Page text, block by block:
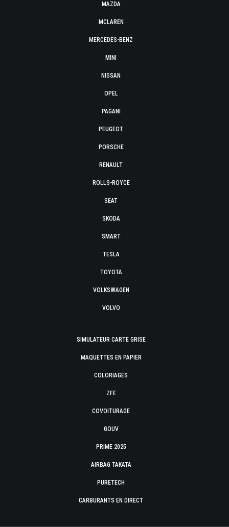
MAZDA
MCLAREN
MERCEDES-BENZ
MINI
NISSAN
OPEL
PAGANI
PEUGEOT
PORSCHE
RENAULT
ROLLS-ROYCE
SEAT
SKODA
SMART
TESLA
TOYOTA
VOLKSWAGEN
VOLVO
SIMULATEUR CARTE GRISE
MAQUETTES EN PAPIER
COLORIAGES
ZFE
COVOITURAGE
GOUV
PRIME 2025
AIRBAG TAKATA
PURETECH
CARBURANTS EN DIRECT